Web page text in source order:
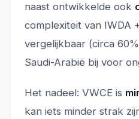
naast ontwikkelde ook
complexiteit van IWDA
vergelijkbaar (circa
Saudi-Arabië bij voor
Het nadeel: VWCE is
kan iets minder strak